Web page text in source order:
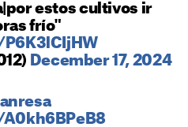
estos cultivos ir
frío"
December 17, 2024